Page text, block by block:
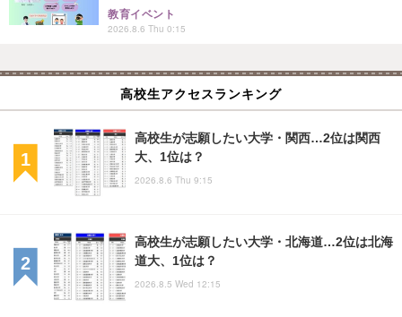
教育イベント
2026.8.6 Thu 0:15
高校生アクセスランキング
高校生が志願したい大学・関西…2位は関西
大、1位は？
2026.8.6 Thu 9:15
高校生が志願したい大学・北海道…2位は北海
道大、1位は？
2026.8.5 Wed 12:15